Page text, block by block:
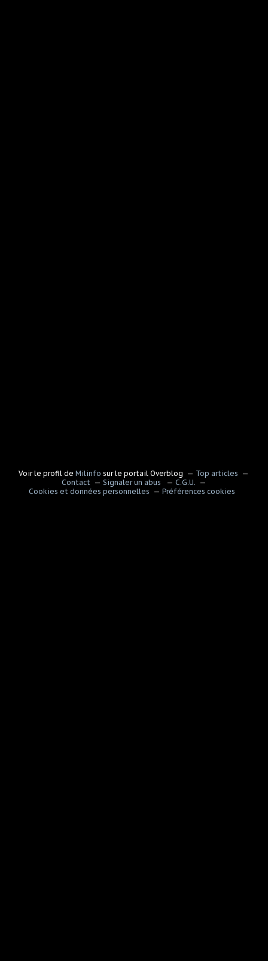
Voir le profil deMilinfo sur le portail Overblog
Top articles
Contact
Signaler un abus
C.G.U.
Cookies et données personnelles
Préférences cookies